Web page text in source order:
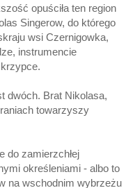
opuściła ten region
Singerow, do którego
wsi Czernigowka,
instrumencie
dwóch. Brat Nikolasa,
towarzyszy
do zamierzchłej
określeniami - albo to
na wschodnim wybrzeżu